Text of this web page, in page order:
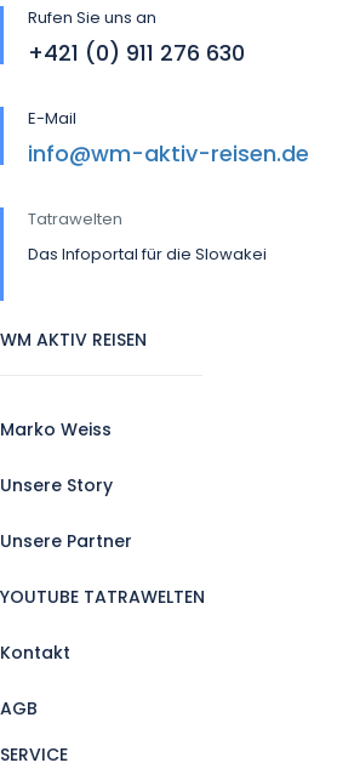
Rufen Sie uns an
+421 (0) 911 276 630
E-Mail
info@wm-aktiv-reisen.de
Tatrawelten
Das Infoportal für die Slowakei
WM AKTIV REISEN
Marko Weiss
Unsere Story
Unsere Partner
YOUTUBE TATRAWELTEN
Kontakt
AGB
SERVICE